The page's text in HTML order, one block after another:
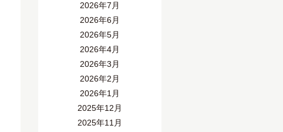
2026年7月
2026年6月
2026年5月
2026年4月
2026年3月
2026年2月
2026年1月
2025年12月
2025年11月